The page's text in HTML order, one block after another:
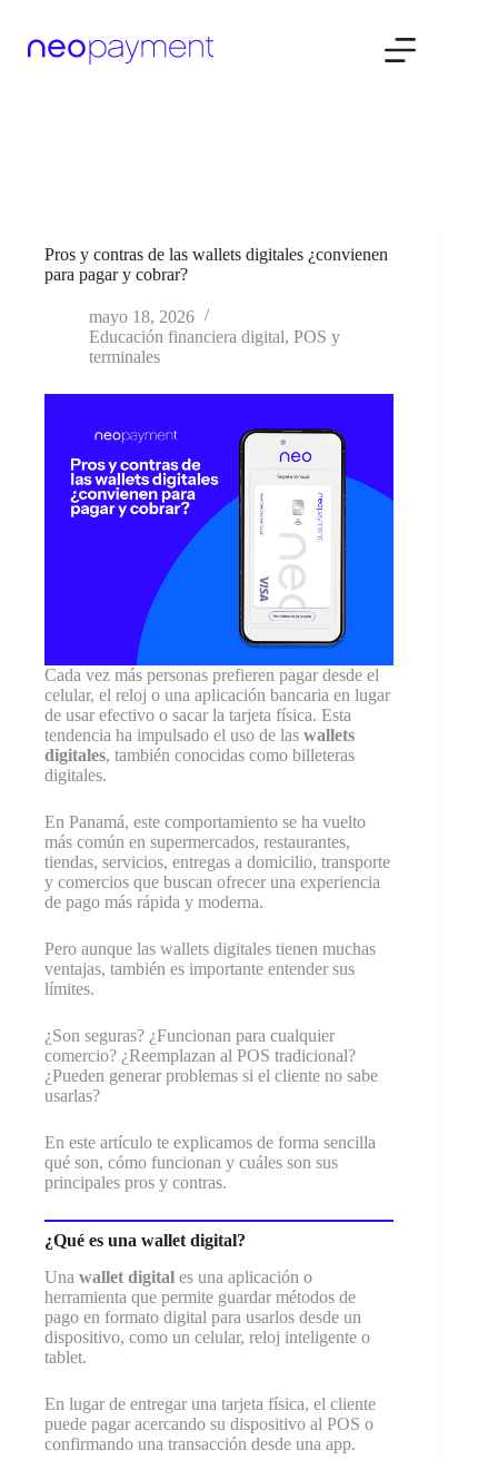
contenido
Pros y contras de las wallets digitales ¿convienen
para pagar y cobrar?
mayo 18, 2026
Educación financiera digital, POS y
terminales
Cada vez más personas prefieren pagar desde el
celular, el reloj o una aplicación bancaria en lugar
de usar efectivo o sacar la tarjeta física. Esta
tendencia ha impulsado el uso de las wallets
digitales, también conocidas como billeteras
digitales.
En Panamá, este comportamiento se ha vuelto
más común en supermercados, restaurantes,
tiendas, servicios, entregas a domicilio, transporte
y comercios que buscan ofrecer una experiencia
de pago más rápida y moderna.
Pero aunque las wallets digitales tienen muchas
ventajas, también es importante entender sus
límites.
¿Son seguras? ¿Funcionan para cualquier
comercio? ¿Reemplazan al POS tradicional?
¿Pueden generar problemas si el cliente no sabe
usarlas?
En este artículo te explicamos de forma sencilla
qué son, cómo funcionan y cuáles son sus
principales pros y contras.
¿Qué es una wallet digital?
Una wallet digital es una aplicación o
herramienta que permite guardar métodos de
pago en formato digital para usarlos desde un
dispositivo, como un celular, reloj inteligente o
tablet.
En lugar de entregar una tarjeta física, el cliente
puede pagar acercando su dispositivo al POS o
confirmando una transacción desde una app.